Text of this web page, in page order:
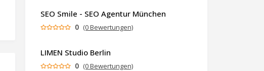
SEO Smile - SEO Agentur München
0 (0 Bewertungen)
LIMEN Studio Berlin
0 (0 Bewertungen)